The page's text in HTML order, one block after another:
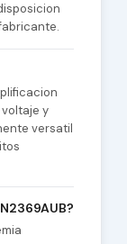
y
versatil